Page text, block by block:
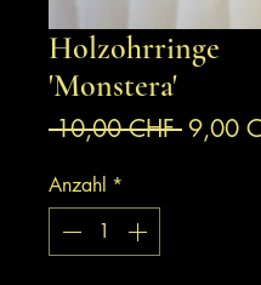
Holzohrringe
'Monstera'
10,00 CHF 9,00
Anzahl *